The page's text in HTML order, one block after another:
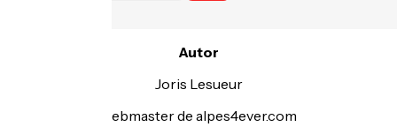
Autor
Joris Lesueur
webmaster de alpes4ever.com